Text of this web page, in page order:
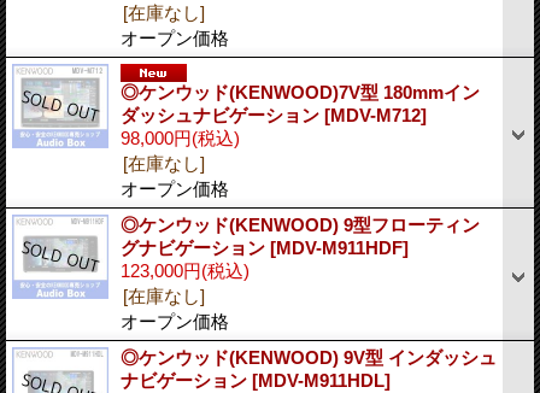
[在庫なし]
オープン価格
◎ケンウッド(KENWOOD)7V型 180mmイン
ダッシュナビゲーション [MDV-M712]
98,000円(税込)
[在庫なし]
オープン価格
◎ケンウッド(KENWOOD) 9型フローティン
グナビゲーション [MDV-M911HDF]
123,000円(税込)
[在庫なし]
オープン価格
◎ケンウッド(KENWOOD) 9V型 インダッシュ
ナビゲーション [MDV-M911HDL]